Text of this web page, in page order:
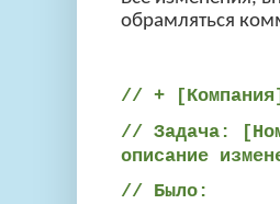
обрамляться
// +
// Задача:
описание
// Было: